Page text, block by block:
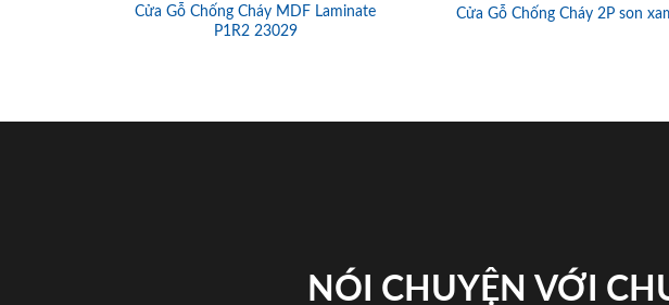
Cửa Gỗ Chống Cháy MDF Laminate
P1R2 23029
Cửa Gỗ Chống Cháy 2P son
NÓI CHUYỆN VỚI